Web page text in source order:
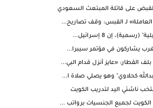
على قاتلة المبتعث السعودي
لـ القبس: وقف تصاريح...
إن 8 إسرائيل...
يشاركون في مؤتمر سيبرا...
«عايز أنزل قدام البي...
كحلاوي" وهو يصلي صلاة ا...
ناشئي اليد لتدريب الكويت
لجميع الجنسيات برواتب ...